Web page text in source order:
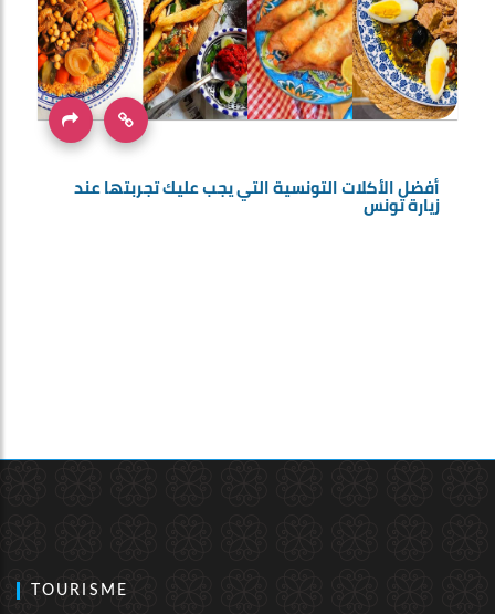
أفضل الأكلات التونسية التي يجب عليك تجربتها عند
زيارة تونس
TOURISME